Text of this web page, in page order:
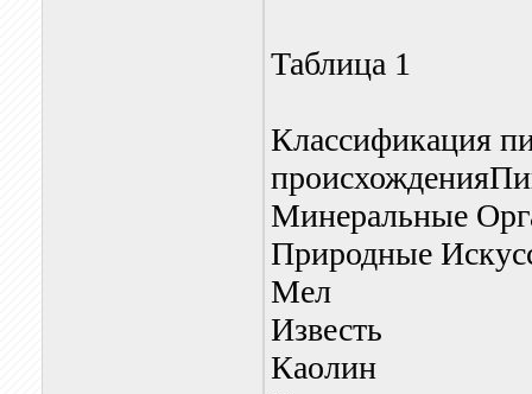
Таблица 1
Классификация
Минеральные
Природные
Мел
Известь
Каолин